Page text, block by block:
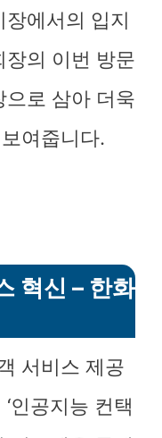
에서의 입지
의 이번 방문
로 삼아 더욱
여줍니다.
혁신 – 한화
서비스 제공
인공지능 컨택